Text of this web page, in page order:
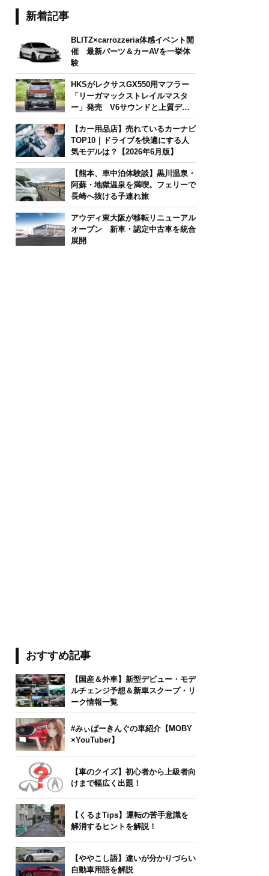
新着記事
BLITZ×carrozzeria体感イベント開
催 最新パーツ＆カーAVを一挙体
験
HKSがレクサスGX550用マフラー
「リーガマックストレイルマスタ
ー」発売 V6サウンドと上質デザ
インを両立
【カー用品店】売れているカーナビ
TOP10｜ドライブを快適にする人
気モデルは？【2026年6月版】
【熊本、車中泊体験談】黒川温泉・
阿蘇・地獄温泉を満喫。フェリーで
長崎へ抜ける子連れ旅
アウディ東大阪が移転リニューアル
オープン 新車・認定中古車を統合
展開
おすすめ記事
【国産＆外車】新型デビュー・モデ
ルチェンジ予想＆新車スクープ・リ
ーク情報一覧
#みぃぱーきんぐの車紹介【MOBY
×YouTuber】
【車のクイズ】初心者から上級者向
けまで幅広く出題！
【くるまTips】運転の苦手意識を
解消するヒントを解説！
【ややこし語】違いが分かりづらい
自動車用語を解説